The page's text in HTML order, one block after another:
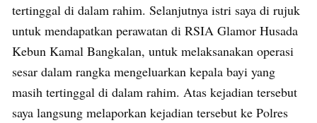
tertinggal di dalam rahim. Selanjutnya istri saya di rujuk
untuk mendapatkan perawatan di RSIA Glamor Husada
Kebun Kamal Bangkalan, untuk melaksanakan operasi
sesar dalam rangka mengeluarkan kepala bayi yang
masih tertinggal di dalam rahim. Atas kejadian tersebut
saya langsung melaporkan kejadian tersebut ke Polres